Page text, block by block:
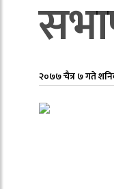
२०७७ चैत्र ७ गते